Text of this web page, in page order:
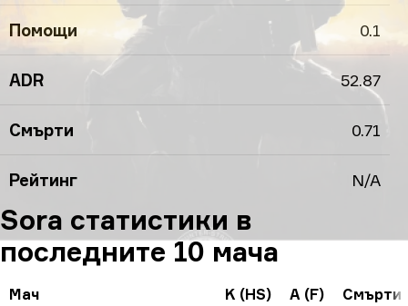
Помощи 0.1
ADR 52.87
Смърти 0.71
Рейтинг N/A
Sora статистики в
последните 10 мача
Мач K (HS) A (F) Смърти